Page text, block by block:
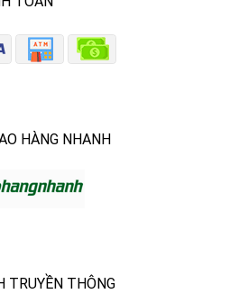
HÀNG NHANH
TRUYỀN THÔNG